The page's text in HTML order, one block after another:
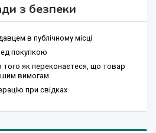
з безпеки
в публічному місці
покупкою
того як переконаєтеся, що товар
вимогам
при свідках